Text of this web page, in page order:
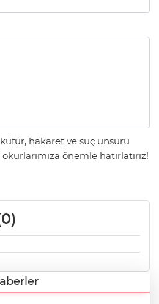
hakaret ve suç unsuru
önemle hatırlatırız!
0)